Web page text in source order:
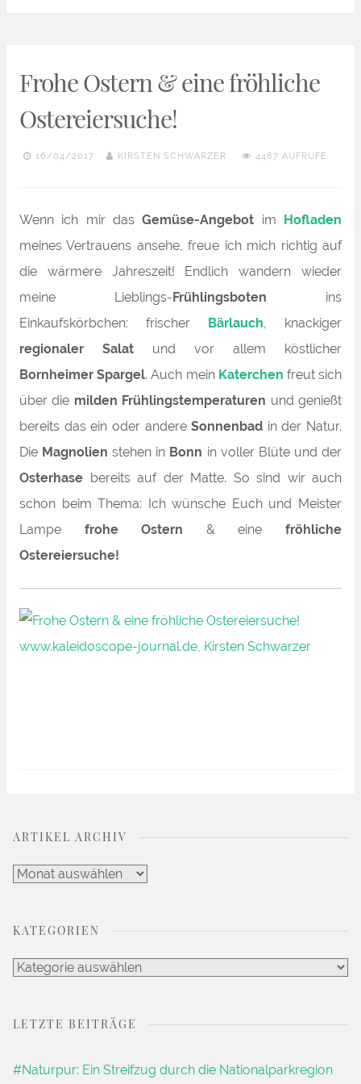
Frohe Ostern & eine fröhliche
Ostereiersuche!
16/04/2017 KIRSTEN SCHWARZER 4487 AUFRUFE
Wenn ich mir dasGemüse-Angebot im Hofladen
meines Vertrauens ansehe, freue ich mich richtig auf
die wärmere Jahreszeit! Endlich wandern wieder
meine Lieblings-Frühlingsboten ins
Einkaufskörbchen: frischer Bärlauch , knackiger
regionaler Salat und vor allem köstlicher
Bornheimer Spargel. Auch mein Katerchen freut sich
über die milden Frühlingstemperaturen und genießt
bereits das ein oder andereSonnenbad in der Natur.
Die Magnolienstehen in Bonn in voller Blüte und der
Osterhase bereits auf der Matte. So sind wir auch
schon beim Thema: Ich wünsche Euch und Meister
Lampe frohe Ostern & eine fröhliche
Ostereiersuche!
ARTIKEL ARCHIV
Artikel
KATEGORIEN
Kategorien
LETZTE BEITRÄGE
#Naturpur: Ein Streifzug durch die Nationalparkregion